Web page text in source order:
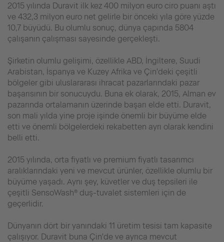
2015 yılında Duravit ilk kez 400 milyon euro ciro puanı aştı
ve 432,3 milyon euro net gelirle bir önceki yıla göre yüzde
10,7 büyüdü. Bu olumlu sonuç, dünya çapında 5804
çalışanın çalışması sayesinde gerçekleşti.
Şirketin olumlu gelişimi, özellikle ABD, İngiltere, Suudi
Arabistan, İspanya ve Kuzey Afrika ve Çin'deki çeşitli
bölgeler gibi uluslararası ihracat pazarlarındaki pazar
başarısının bir sonucuydu. Buna ek olarak, 2015, Alman ev
pazarında ortalamanın üzerinde başarı elde etti. Duravit,
son mali yılda yine proje işinde önemli bir büyüme elde
etti ve önemli bölgelerdeki rekabetten ayrı olarak kendini
belli etti.
2015 yılında, orta fiyatlı ve premium fiyatlı tasarımcı
aralıklarındaki yeni ve mevcut ürünler, özellikle olumlu bir
büyüme yaşadı. Aynı şey, küvetler ve duş tepsileri ile
çeşitli SensoWash® duş-tuvalet sistemleri için de
geçerlidir.
Dünyanın dört bir yanındaki 11 üretim tesisi tam kapasite
çalışıyor. Duravit buna Çin'de ve ayrıca mevcut